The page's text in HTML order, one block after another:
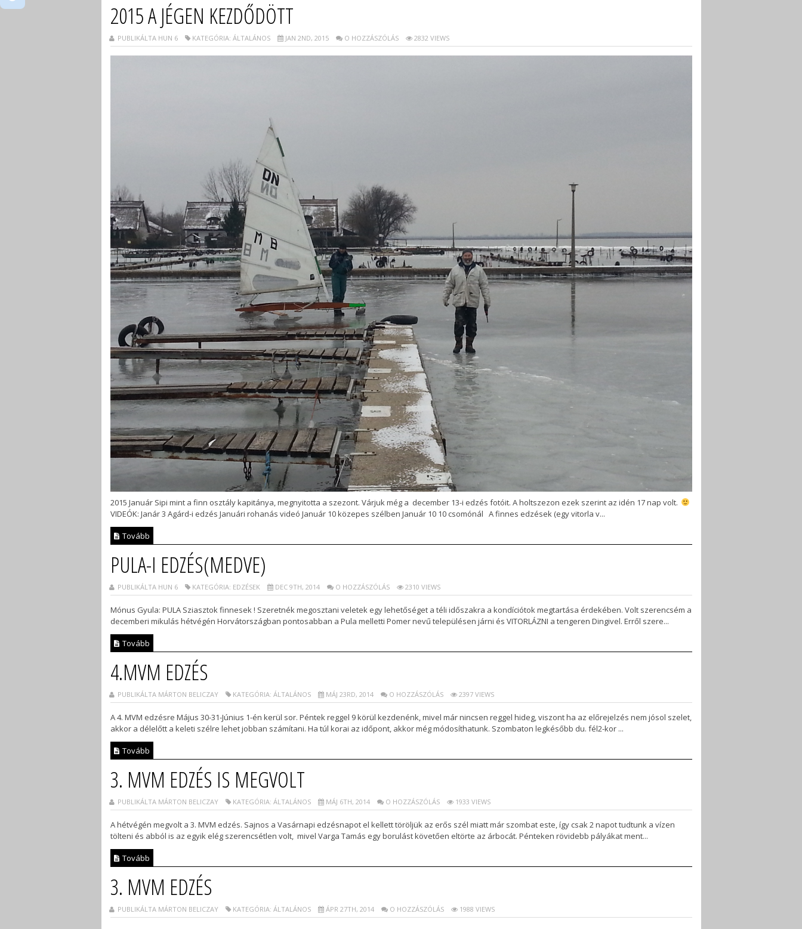
2015 A JÉGEN KEZDŐDÖTT
PUBLIKÁLTA HUN 6 KATEGÓRIA: ÁLTALÁNOS JAN 2ND, 2015 O HOZZÁSZÓLÁS 2832 VIEWS
2015 Január Sipi mint a finn osztály kapitánya, megnyitotta a szezont. Várjuk még a december 13-i edzés fotóit. A holtszezon ezek szerint az idén 17 nap volt.
VIDEÓK: Janár 3 Agárd-i edzés Januári rohanás videó Január 10 közepes szélben Január 10 10 csomónál A finnes edzések (egy vitorla v...
Tovább
PULA-I EDZÉS(MEDVE)
PUBLIKÁLTA HUN 6 KATEGÓRIA: EDZÉSEK DEC 9TH, 2014 O HOZZÁSZÓLÁS 2310 VIEWS
Mónus Gyula: PULA Sziasztok finnesek ! Szeretnék megosztani veletek egy lehetőséget a téli időszakra a kondíciótok megtartása érdekében. Volt szerencsém a
decemberi mikulás hétvégén Horvátországban pontosabban a Pula melletti Pomer nevű településen járni és VITORLÁZNI a tengeren Dingivel. Erről szere...
Tovább
4.MVM EDZÉS
PUBLIKÁLTA MÁRTON BELICZAY KATEGÓRIA: ÁLTALÁNOS MÁJ 23RD, 2014 O HOZZÁSZÓLÁS 2397 VIEWS
A 4. MVM edzésre Május 30-31-Június 1-én kerül sor. Péntek reggel 9 körül kezdenénk, mivel már nincsen reggel hideg, viszont ha az előrejelzés nem jósol szelet,
akkor a délelőtt a keleti szélre lehet jobban számítani. Ha túl korai az időpont, akkor még módosíthatunk. Szombaton legkésőbb du. fél2-kor ...
Tovább
3. MVM EDZÉS IS MEGVOLT
PUBLIKÁLTA MÁRTON BELICZAY KATEGÓRIA: ÁLTALÁNOS MÁJ 6TH, 2014 O HOZZÁSZÓLÁS 1933 VIEWS
A hétvégén megvolt a 3. MVM edzés. Sajnos a Vasárnapi edzésnapot el kellett töröljük az erős szél miatt már szombat este, így csak 2 napot tudtunk a vízen
tölteni és abból is az egyik elég szerencsétlen volt, mivel Varga Tamás egy borulást követően eltörte az árbocát. Pénteken rövidebb pályákat ment...
Tovább
3. MVM EDZÉS
PUBLIKÁLTA MÁRTON BELICZAY KATEGÓRIA: ÁLTALÁNOS ÁPR 27TH, 2014 O HOZZÁSZÓLÁS 1988 VIEWS